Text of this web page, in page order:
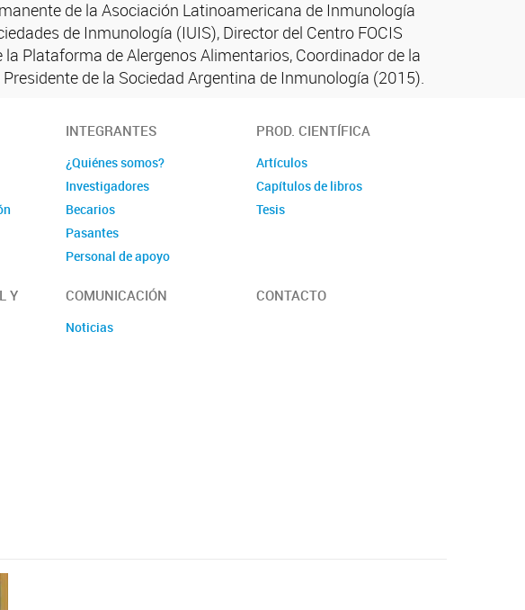
de la Asociación Latinoamericana de Inmunología
de Inmunología (IUIS), Director del Centro FOCIS
Plataforma de Alergenos Alimentarios, Coordinador de la
de la Sociedad Argentina de Inmunología (2015).
INTEGRANTES
¿Quiénes somos?
Investigadores
Becarios
Pasantes
Personal de apoyo
PROD. CIENTÍFICA
Artículos
Capítulos de libros
Tesis
Y
COMUNICACIÓN
Noticias
CONTACTO